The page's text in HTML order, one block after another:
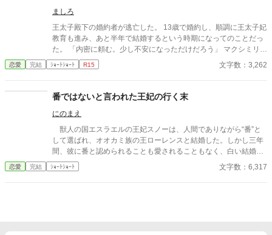
ましろ
王太子殿下の婚約者が逃亡した。 13歳で婚約し、順調に王太子妃
教育も進み、あと半年で結婚するという時期になってのことだっ
た。 「内密に頼む。少し不安になっただけだろう」 マクシミリア
ン王子は周囲をそう説得し、秘密裏にジュリエットの捜索を命じ
た。 彼女はなぜ逃げたのか？ それは─── ✻ゆるふわ設定です。
修正することがあります。
恋愛 完結 ｼｮｰﾄｼｮｰﾄ R15 文字数：3,262
番ではないと言われた王妃の行く末
にのまえ
獣人の国エスラエルの王妃スノーは、人間でありながら“番”と
して選ばれ、オオカミ族の王ローレンスと結婚した。しかし三年
間、彼に番と認められることも愛されることもなく、白い結婚の
まま冷遇され続ける。 それでも王妃として国に尽くしてきたス
ノーだったが、ある日、ローレンスが別の令嬢レイアーを懐妊さ
恋愛 完結 ｼｮｰﾄｼｮｰﾄ 文字数：6,317